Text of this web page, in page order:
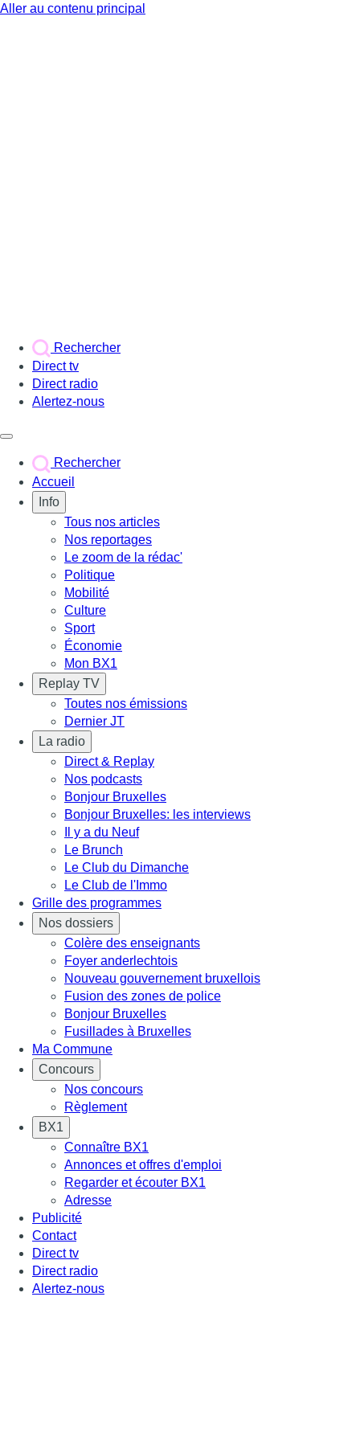
Aller au contenu principal
Rechercher
Direct tv
Direct radio
Alertez-nous
Rechercher
Accueil
Info
Tous nos articles
Nos reportages
Le zoom de la rédac'
Politique
Mobilité
Culture
Sport
Économie
Mon BX1
Replay TV
Toutes nos émissions
Dernier JT
La radio
Direct & Replay
Nos podcasts
Bonjour Bruxelles
Bonjour Bruxelles: les interviews
Il y a du Neuf
Le Brunch
Le Club du Dimanche
Le Club de l'Immo
Grille des programmes
Nos dossiers
Colère des enseignants
Foyer anderlechtois
Nouveau gouvernement bruxellois
Fusion des zones de police
Bonjour Bruxelles
Fusillades à Bruxelles
Ma Commune
Concours
Nos concours
Règlement
BX1
Connaître BX1
Annonces et offres d'emploi
Regarder et écouter BX1
Adresse
Publicité
Contact
Direct tv
Direct radio
Alertez-nous